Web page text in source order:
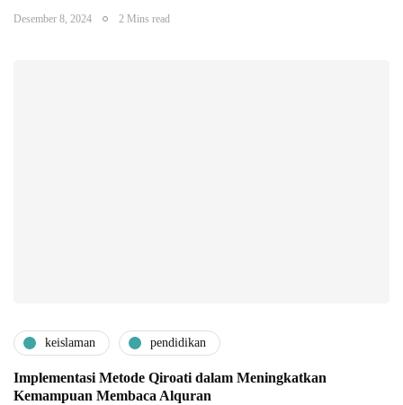
Desember 8, 2024 2 Mins read
keislaman pendidikan
Implementasi Metode Qiroati dalam Meningkatkan
Kemampuan Membaca Alquran